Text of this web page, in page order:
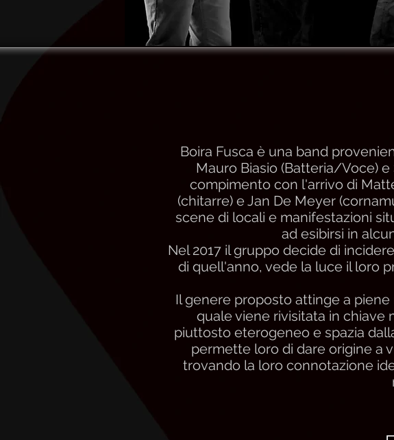
Boira Fusca è una band
Mauro Biasio (Batteria/Voce)
compimento con l'arrivo di
(chitarre) e Jan De Meyer
scene di locali e manifestazioni
ad esibirsi in
Nel 2017 il gruppo decide di
di quell'anno, vede la luce il loro
Il genere proposto attinge a
quale viene rivisitata in chiave
piuttosto eterogeneo e spazia
permette loro di dare origine a
trovando la loro connotazione